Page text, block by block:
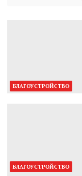
БЛАГОУСТРОЙСТВО
БЛАГОУСТРОЙСТВО